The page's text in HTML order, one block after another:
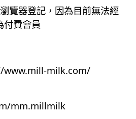
覽器登記，因為目前無法經
付費會員
www.mill-milk.com/
mm.millmilk